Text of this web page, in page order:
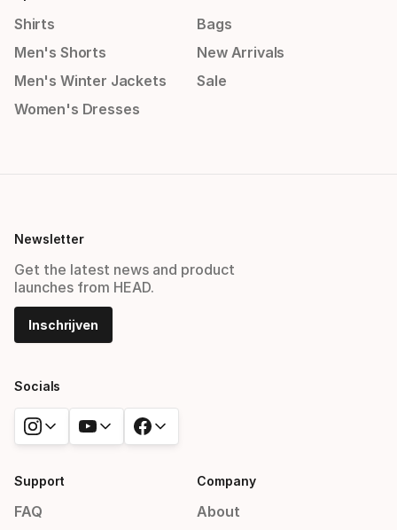
Shirts
Men's Shorts
Men's Winter Jackets
Women's Dresses
Bags
New Arrivals
Sale
Newsletter
Get the latest news and product
launches from HEAD.
Inschrijven
Socials
Support
FAQ
Company
About